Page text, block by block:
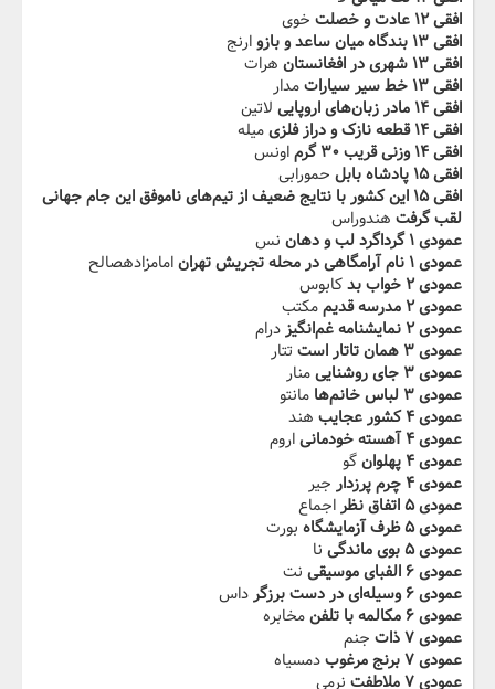
افقی ۱۲ عادت و خصلت‬‫
خوی
افقی ۱۳ بندگاه میان ساعد و بازو
ارنج
افقی ۱۳ شهری در افغانستان
هرات
افقی ۱۳ خط سیر سیارات‬‫
مدار
افقی ۱۴ مادر زبان‌های اروپایی
لاتین
افقی ۱۴ قطعه نازک و دراز فلزی
میله
افقی ۱۴ وزنی قریب ۳۰ گرم‬‫
اونس
افقی ۱۵ پادشاه بابل
حمورابی
افقی ۱۵ این کشور با نتایج ضعیف از تیم‌های ناموفق این جام جهانی
لقب گرفت‬ هندوراس
عمودی ۱ گرداگرد لب و دهان
نس
عمودی ۱ نام آرامگاهی در محله تجریش تهران‬‫
امامزادهصالح
عمودی ۲ خواب بد
کابوس
عمودی ۲ مدرسه قدیم
مکتب
عمودی ۲ نمایشنامه غم‌انگیز‬‫
درام
عمودی ۳ همان تاتار است
تتار
عمودی ۳ جای روشنایی
منار
عمودی ۳ لباس خانم‌ها
مانتو
عمودی ۴ کشور عجایب
هند
عمودی ۴ آهسته خودمانی
اروم
عمودی ۴ پهلوان
گو
عمودی ۴ چرم پرزدار‬‫
جیر
عمودی ۵ اتفاق نظر
اجماع
عمودی ۵ ظرف آزمایشگاه
بورت
عمودی ۵ بوی ماندگی‬‫
نا
عمودی ۶ الفبای موسیقی
نت
عمودی ۶ وسیله‌ای در دست برزگر
داس
عمودی ۶ مکالمه با تلفن‬‫‫
مخابره
عمودی ۷ ذات
جنم
عمودی ۷ برنج مرغوب
دمسیاه
عمودی ۷ ملاطفت‬‫
نرمی